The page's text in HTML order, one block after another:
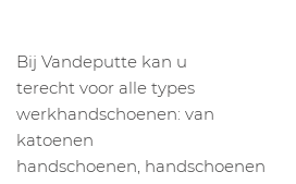
Bij Vandeputte kan u
terecht voor alle types
werkhandschoenen: van
katoenen
handschoenen, handschoenen